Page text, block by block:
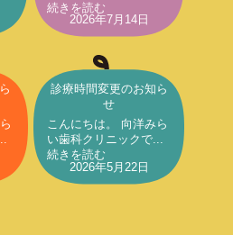
続きを読む
2026年7月14日
診療時間変更のお知ら
せ
こんにちは。 向洋みら
い歯科クリニックで...
続きを読む
2026年5月22日